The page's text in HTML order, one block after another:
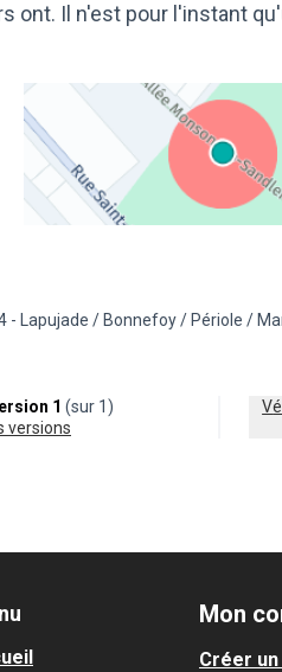
ont. Il n'est pour l'instant
de la catégorie : Cadre de vie
les résultats pour le secteur : 4 -
- Lapujade / Bonnefoy / Périole /
1 (sur 1)
versions
Vérifiez l'empreinte
Mon
Créer